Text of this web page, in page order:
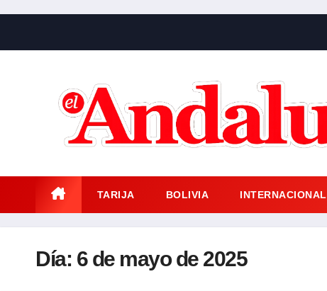
contenido
TARIJA BOLIVIA INTERNACIONAL
Día: 6 de mayo de 2025